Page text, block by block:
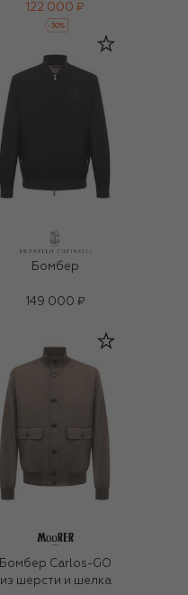
122 000 ₽
-30%
Бомбер
149 000 ₽
Бомбер Carlos-GO
из шерсти и шелка